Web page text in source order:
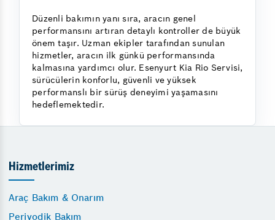
Düzenli bakımın yanı sıra, aracın genel
performansını artıran detaylı kontroller de büyük
önem taşır. Uzman ekipler tarafından sunulan
hizmetler, aracın ilk günkü performansında
kalmasına yardımcı olur. Esenyurt Kia Rio Servisi,
sürücülerin konforlu, güvenli ve yüksek
performanslı bir sürüş deneyimi yaşamasını
hedeflemektedir.
Hizmetlerimiz
Araç Bakım & Onarım
Periyodik Bakım